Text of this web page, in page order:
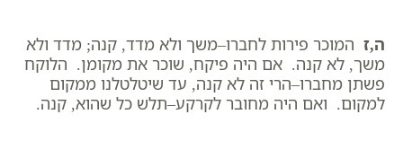
ה,ז המוכר פירות לחברו–משך ולא מדד, קנה; מדד ולא
משך, לא קנה. אם היה פיקח, שוכר את מקומן. הלוקח
פשתן מחברו–הרי זה לא קנה, עד שיטלטלנו ממקום
למקום. ואם היה מחובר לקרקע–תלש כל שהוא, קנה.